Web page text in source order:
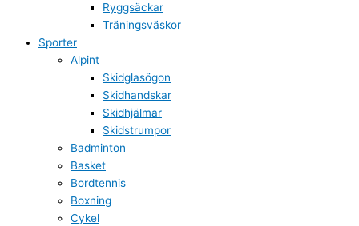
Ryggsäckar
Träningsväskor
Sporter
Alpint
Skidglasögon
Skidhandskar
Skidhjälmar
Skidstrumpor
Badminton
Basket
Bordtennis
Boxning
Cykel